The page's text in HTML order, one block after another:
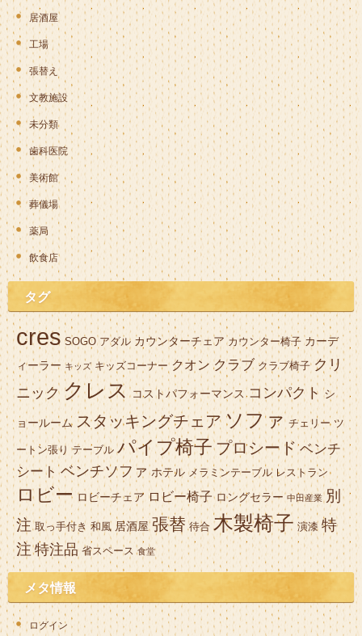
居酒屋
工場
張替え
文教施設
未分類
歯科医院
美術館
葬儀場
薬局
飲食店
タグ
cres SOGO アダル カウンターチェア カウンター椅子 カーデ
ィーラー キッズ キッズコーナー クオン クラブ クラブ椅子 クリ
ニック クレス コストパフォーマンス コンパクト シ
ョールーム スタッキングチェア ソファ チェリー ツ
ートン張り テーブル パイプ椅子 プロシード ベンチ
シート ベンチソファ ホテル メラミンテーブル レストラン
ロビー ロビーチェア ロビー椅子 ロングセラー 中田産業 別
注 取っ手付き 和風 居酒屋 張替 待合 木製椅子 演漆 特
注 特注品 省スペース 食堂
メタ情報
ログイン